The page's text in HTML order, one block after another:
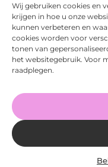
Wij gebruiken cookies en
krijgen in hoe u onze
kunnen verbeteren en
cookies worden voor
tonen van
het websitegebruik. Voor
raadplegen.
De voordelen van
bedrijf!
Goed artikel? Deel